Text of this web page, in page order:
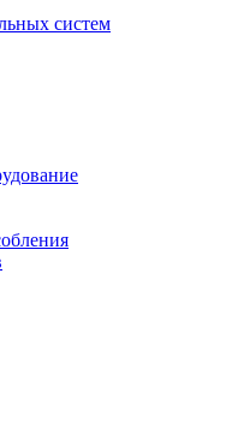
систем